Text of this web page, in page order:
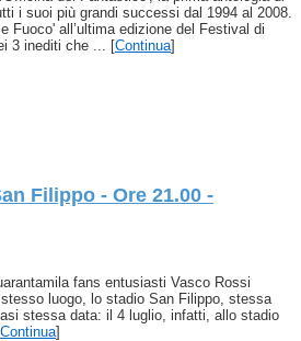
i suoi più grandi successi dal 1994 al 2008.
Fuoco' all’ultima edizione del Festival di
3 inediti che ... [Continua]
Filippo - Ore 21.00 -
fans entusiasti Vasco Rossi
luogo, lo stadio San Filippo, stessa
stessa da­ta: il 4 luglio, infatti, allo stadio
Continua]